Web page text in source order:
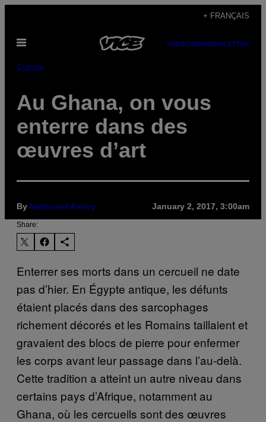
content
+ FRANÇAIS
Open
SUBSCRIBENEWSLETTER
Culture
Au Ghana, on vous
enterre dans des
œuvres d’art
By Nathaniel Ainley January 2, 2017, 3:00am
Share:
Enterrer ses morts dans un cercueil ne date
pas d’hier. En Égypte antique, les défunts
étaient placés dans des sarcophages
richement décorés et les Romains taillaient et
gravaient des blocs de pierre pour enfermer
les corps avant leur passage dans l’au-delà.
Cette tradition a atteint un autre niveau dans
certains pays d’Afrique, notamment au
Ghana, où les cercueils sont des œuvres